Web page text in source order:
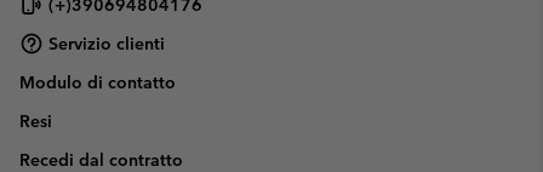
Servizio clienti
Modulo di contatto
Resi
Recedi dal contratto